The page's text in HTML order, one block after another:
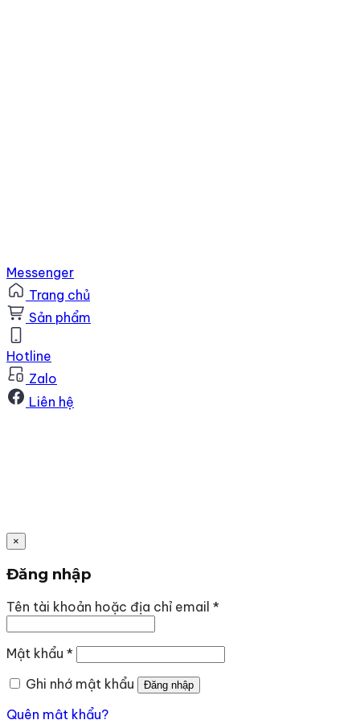
Messenger
Trang chủ
Sản phẩm
Hotline
Zalo
Liên hệ
×
Đăng nhập
Tên tài khoản hoặc địa chỉ email *Bắt
Mật khẩu *Bắt
buộc
Ghi nhớ mật khẩu
Đăng nhập
Quên mật khẩu?